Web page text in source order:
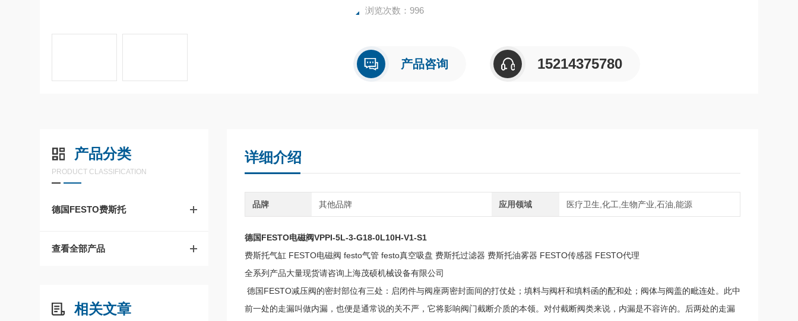
浏览次数：996
产品咨询 15214375780
产品分类
PRODUCT CLASSIFICATION
德国FESTO费斯托
查看全部产品
相关文章
详细介绍
品牌 其他品牌 应用领域 医疗卫生,化工,生物产业,石油,能源
德国FESTO电磁阀VPPI-5L-3-G18-0L10H-V1-S1
费斯托气缸 FESTO电磁阀 festo气管 festo真空吸盘 费斯托过滤器 费斯托油雾器 FESTO传感器 FESTO代理
全系列产品大量现货请咨询上海茂硕机械设备有限公司
德国FESTO减压阀的密封部位有三处：启闭件与阀座两密封面间的打仗处；填料与阀杆和填料函的配和处；阀体与阀盖的毗连处。此中
前一处的走漏叫做内漏，也便是通常说的关不严，它将影响阀门截断介质的本领。对付截断阀类来说，内漏是不容许的。后两处的走漏